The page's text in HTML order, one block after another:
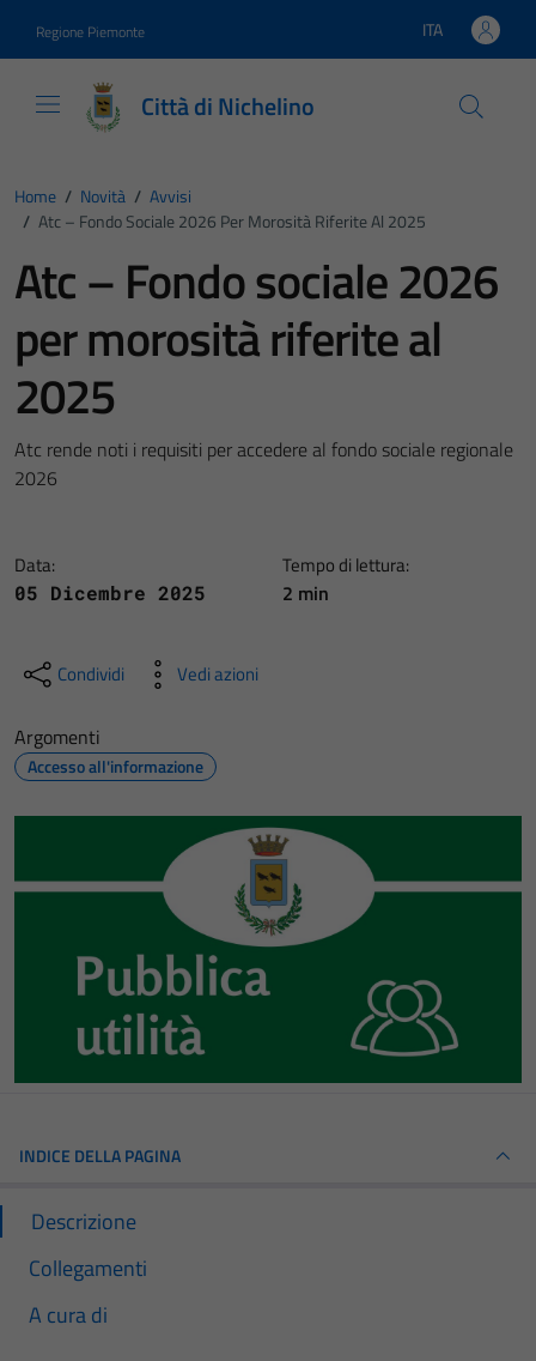
Regione Piemonte Lingua attiva:
ITA
Città di Nichelino
Home / Novità / Avvisi
/ Atc – Fondo Sociale 2026 Per Morosità Riferite Al 2025
Atc – Fondo sociale 2026
per morosità riferite al
2025
Atc rende noti i requisiti per accedere al fondo sociale regionale
2026
Data:
05 Dicembre 2025
Tempo di lettura:
2 min
Condividi Vedi azioni
Argomenti
Accesso all'informazione
INDICE DELLA PAGINA
Descrizione
Collegamenti
A cura di